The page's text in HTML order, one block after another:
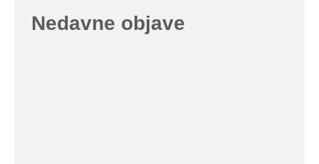
Nedavne objave